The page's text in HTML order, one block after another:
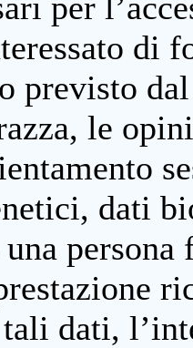
di
previsto
le
dati
dati,